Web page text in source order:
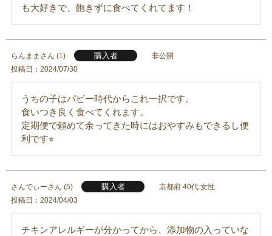
も大好きで、飽きずに食べてくれてます！
らんまま 1 購入者
非公開
投稿日
2024/07/30
うちの子はパピー時代からこれ一択です。
食いつき良く食べてくれます。
定期便で頼めて余ってきた時にはおやすみもできるし便
利です⭐︎
さんでぃー 5 購入者 京都府 40代 女性
投稿日
2024/04/03
チキンアレルギーが分かってから、添加物の入っていな